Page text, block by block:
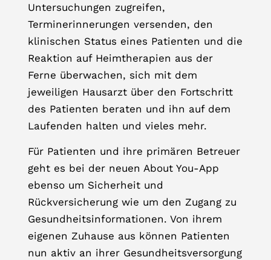
Untersuchungen zugreifen,
Terminerinnerungen versenden, den
klinischen Status eines Patienten und die
Reaktion auf Heimtherapien aus der
Ferne überwachen, sich mit dem
jeweiligen Hausarzt über den Fortschritt
des Patienten beraten und ihn auf dem
Laufenden halten und vieles mehr.
Für Patienten und ihre primären Betreuer
geht es bei der neuen About You-App
ebenso um Sicherheit und
Rückversicherung wie um den Zugang zu
Gesundheitsinformationen. Von ihrem
eigenen Zuhause aus können Patienten
nun aktiv an ihrer Gesundheitsversorgung